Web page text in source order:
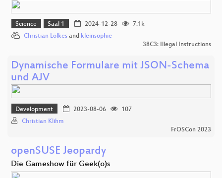
Science Saal 1 2024-12-28
7.1k
Christian Lölkes and kleinsophie
38C3: Illegal Instructions
Dynamische Formulare mit JSON-Schema
und AJV
Development 2023-08-06
107
Christian Klihm
FrOSCon 2023
openSUSE Jeopardy
Die Gameshow für Geek(o)s